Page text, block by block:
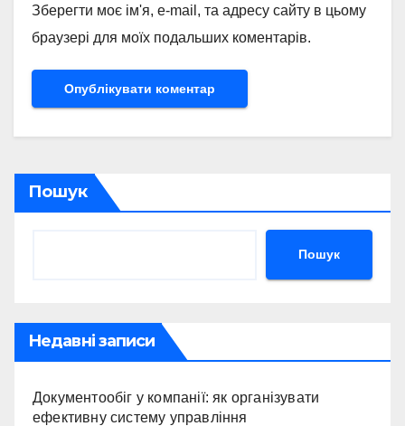
Зберегти моє ім'я, e-mail, та адресу сайту в цьому
браузері для моїх подальших коментарів.
Пошук
Пошук
Недавні записи
Документообіг у компанії: як організувати
ефективну систему управління